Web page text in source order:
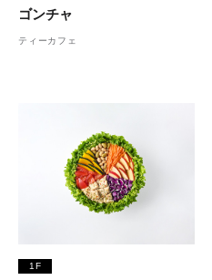
ゴンチャ
ティーカフェ
1F